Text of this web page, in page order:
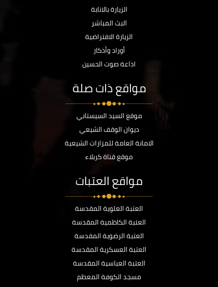
الزيارة بالانابة
البث المباشر
الزيارة الافتراضية
أوراد وأذكار
اذاعة صوت الحسين
مواقع ذات صلة
موقع السيد السيستاني
ديوان الوقف الشيعي
الامانة العامة للمزارات الشيعية
موقع قناة كربلاء
مواقع العتبات
العتبة العلوية المقدسة
العتبة الكاظمية المقدسة
العتبة الرضوية المقدسة
العتبة العسكرية المقدسة
العتبة العباسية المقدسة
مسجد الكوفة المعظم